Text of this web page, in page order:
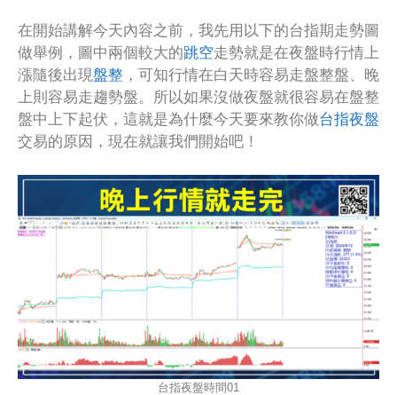
在開始講解今天內容之前，我先用以下的台指期走勢圖
做舉例，圖中兩個較大的跳空走勢就是在夜盤時行情上
漲隨後出現盤整 ，可知行情在白天時容易走盤整盤、晚
上則容易走趨勢盤。所以如果沒做夜盤就很容易在盤整
盤中上下起伏，這就是為什麼今天要來教你做台指夜盤
交易的原因，現在就讓我們開始吧！
台指夜盤時間01